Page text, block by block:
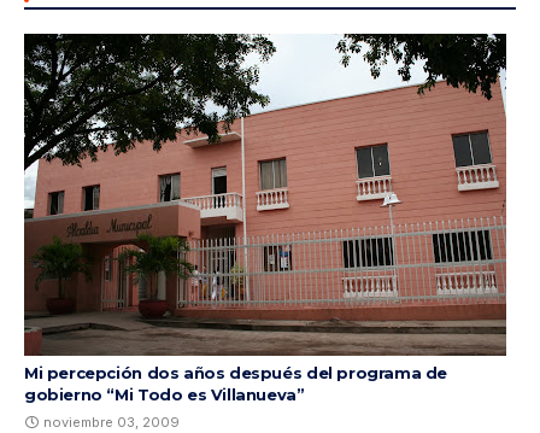
Mi percepción dos años después del programa de
gobierno “Mi Todo es Villanueva”
noviembre 03, 2009